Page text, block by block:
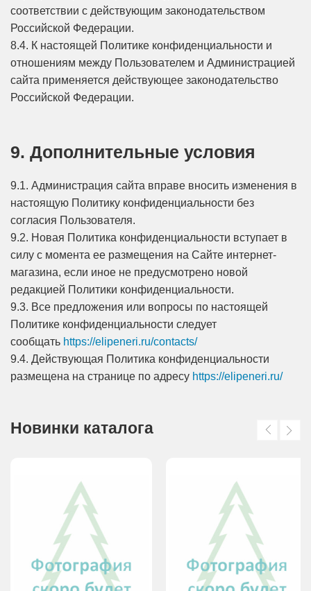
соответствии с действующим законодательством
Российской Федерации.
8.4. К настоящей Политике конфиденциальности и
отношениям между Пользователем и Администрацией
сайта применяется действующее законодательство
Российской Федерации.
9. Дополнительные условия
9.1. Администрация сайта вправе вносить изменения в
настоящую Политику конфиденциальности без
согласия Пользователя.
9.2. Новая Политика конфиденциальности вступает в
силу с момента ее размещения на Сайте интернет-
магазина, если иное не предусмотрено новой
редакцией Политики конфиденциальности.
9.3. Все предложения или вопросы по настоящей
Политике конфиденциальности следует
сообщать https://elipeneri.ru/contacts/
9.4. Действующая Политика конфиденциальности
размещена на странице по адресу https://elipeneri.ru/
Новинки каталога